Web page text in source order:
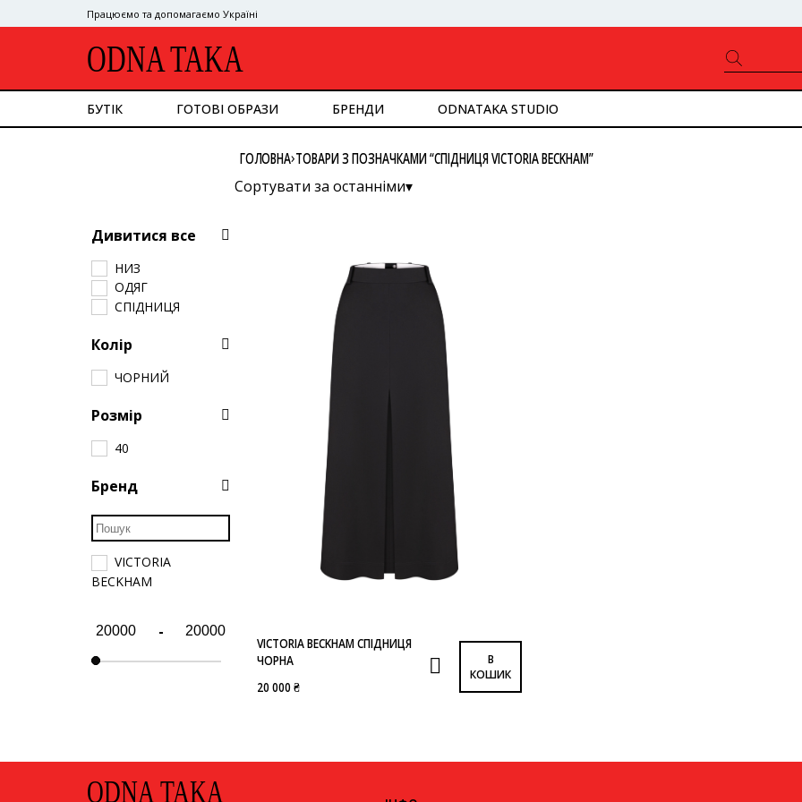
Працюємо та допомагаємо Україні
ODNA TAKA
БУТІК
НИЗ
СУМКИ
ВЗУТТЯ
АКСЕСУАРИ
GOOGLE
ГОТОВІ ОБРАЗИ БРЕНДИ ODNATAKA STUDIO
ГОЛОВНА›ТОВАРИ З ПОЗНАЧКАМИ “СПІДНИЦЯ VICTORIA BECKHAM”
Сортувати за останніми▾
Сортувати за ціною: від вищої до нижчої
VICTORIA BECKHAM СПІДНИЦЯ
ЧОРНА
20 000 ₴
В
КОШИК
Дивитися все
НИЗ
ОДЯГ
СПІДНИЦЯ
Колір
ЧОРНИЙ
Розмір
40
Бренд
VICTORIA
BECKHAM
-
ODNA TAKA